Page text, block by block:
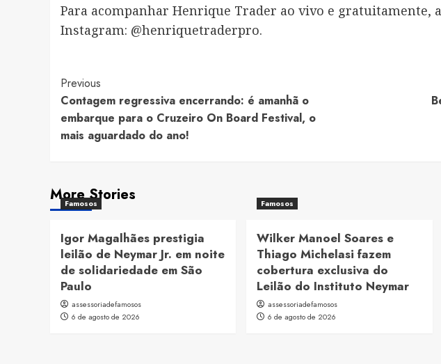
Para acompanhar Henrique Trader ao vivo e gratuitamente,
Instagram: @henriquetraderpro.
Post
Navigation
Previous
Contagem regressiva encerrando: é amanhã o
embarque para o Cruzeiro On Board Festival, o
mais aguardado do ano!
More Stories
Famosos
Igor Magalhães prestigia
leilão de Neymar Jr. em noite
de solidariedade em São
Paulo
assessoriadefamosos
6 de agosto de 2026
Famosos
Wilker Manoel Soares e
Thiago Michelasi fazem
cobertura exclusiva do
Leilão do Instituto Neymar
assessoriadefamosos
6 de agosto de 2026